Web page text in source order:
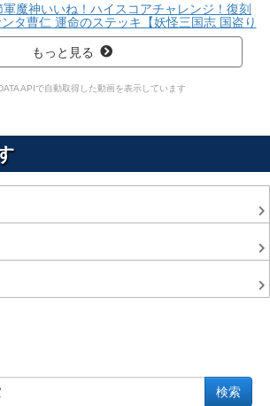
魔神いいね！ハイスコアチャレンジ！復刻
タ曹仁 運命のステッキ【妖怪三国志 国盗り
ライオン 天星ブリー隊長 無料配布 ホワイト
デー Yo
もっと見る
APIで自動取得した動画を表示しています
検索